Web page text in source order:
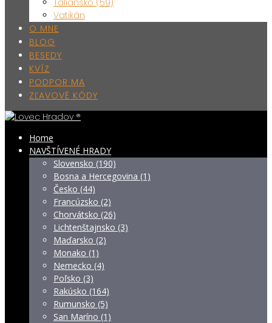
Taliansko (59)
Vatikán
O MNE
BLOG
BESEDY
KVÍZ
PODPOR MA
ZĽAVOVÉ KÓDY
Home
NAVŠTÍVENÉ HRADY
Slovensko (190)
Bosna a Hercegovina (1)
Česko (44)
Francúzsko (2)
Chorvátsko (26)
Lichtenštajnsko (3)
Maďarsko (2)
Monako (1)
Nemecko (4)
Poľsko (3)
Rakúsko (164)
Rumunsko (5)
San Maríno (1)